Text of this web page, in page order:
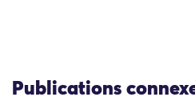
Publications